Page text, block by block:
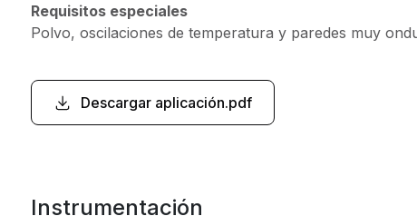
Requisitos especiales
Polvo, oscilaciones de temperatura y paredes muy
Descargar aplicación.pdf
Instrumentación